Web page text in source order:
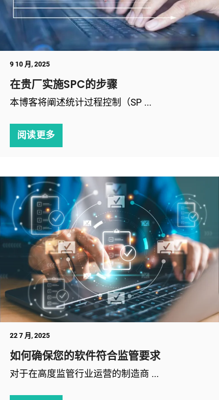
9 10 月, 2025
在贵厂实施SPC的步骤
本博客将阐述统计过程控制（SP ...
阅读更多
22 7 月, 2025
如何确保您的软件符合监管要求
对于在高度监管行业运营的制造商 ...